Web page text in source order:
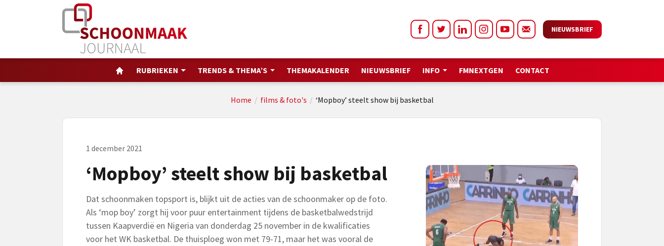
NIEUWSBRIEF
RUBRIEKEN TRENDS & THEMA’S THEMAKALENDER NIEUWSBRIEF INFO FMNEXTGEN CONTACT
Home / films & foto's / ‘Mopboy’ steelt show bij basketbal
1 december 2021
‘Mopboy’ steelt show bij basketbal
Dat schoonmaken topsport is, blijkt uit de acties van de schoonmaker op de foto.
Als ‘mop boy’ zorgt hij voor puur entertainment tijdens de basketbalwedstrijd
tussen Kaapverdië en Nigeria van donderdag 25 november in de kwalificaties
voor het WK basketbal. De thuisploeg won met 79-71, maar het was vooral de